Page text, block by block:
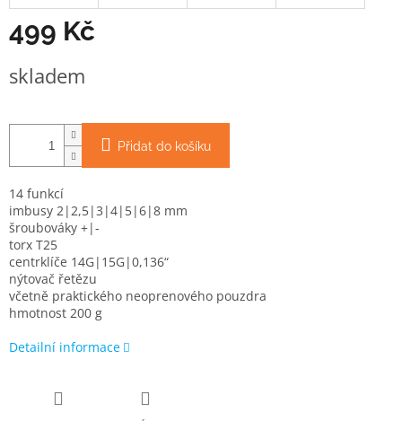
499 Kč
cena:
skladem
Přidat do košíku
14 funkcí
imbusy 2|2,5|3|4|5|6|8 mm
šroubováky +|-
torx T25
centrklíče 14G|15G|0,136“
nýtovač řetězu
včetně praktického neoprenového pouzdra
hmotnost 200 g
Detailní informace